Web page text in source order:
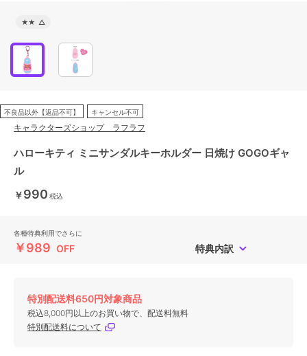
★★ △
不良品以外【返品不可】 キャンセル不可
キャラクターズショップ ラフラフ
ハローキティ ミニサンダルキーホルダー 日焼け GOGOギャ
ル
￥990 税込
各種特典利用でさらに
￥989 OFF 特典内訳
特別配送料650円対象商品
税込8,000円以上のお買い物で、配送料無料
特別配送料について